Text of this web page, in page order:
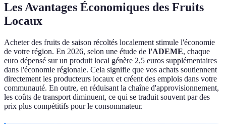
Les Avantages Économiques des Fruits
Locaux
Acheter des fruits de saison récoltés localement stimule l'économie
de votre région. En 2026, selon une étude de l'ADEME, chaque
euro dépensé sur un produit local génère 2,5 euros supplémentaires
dans l'économie régionale. Cela signifie que vos achats soutiennent
directement les producteurs locaux et créent des emplois dans votre
communauté. En outre, en réduisant la chaîne d'approvisionnement,
les coûts de transport diminuent, ce qui se traduit souvent par des
prix plus compétitifs pour le consommateur.